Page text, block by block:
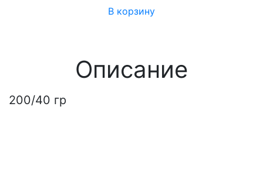
В корзину
Описание
200/40 гр